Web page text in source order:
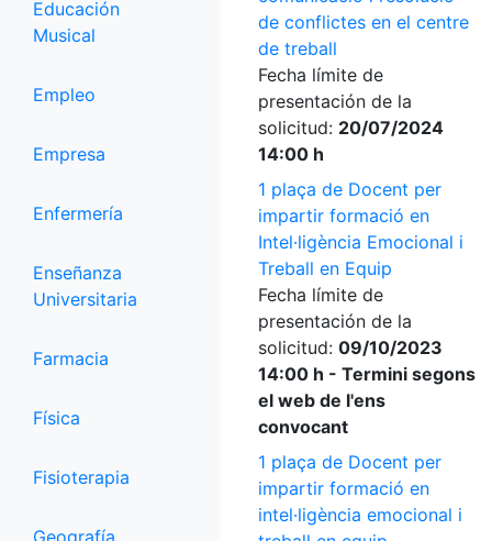
Educación
Musical
Empleo
Empresa
Enfermería
Enseñanza
Universitaria
Farmacia
Física
Fisioterapia
Geografía
de conflictes en el centre
de treball
Fecha límite de
presentación de la
solicitud: 20/07/2024
14:00 h
1 plaça de Docent per
impartir formació en
Intel·ligència Emocional i
Treball en Equip
Fecha límite de
presentación de la
solicitud: 09/10/2023
14:00 h - Termini segons
el web de l'ens
convocant
1 plaça de Docent per
impartir formació en
intel·ligència emocional i